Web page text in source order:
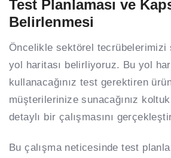
Test Planlaması ve
Belirlenmesi
Öncelikle sektörel tecrübelerimizi
yol haritası belirliyoruz. Bu yol
kullanacağınız test gerektiren
müşterilerinize sunacağınız
detaylı bir çalışmasını
Bu çalışma neticesinde test